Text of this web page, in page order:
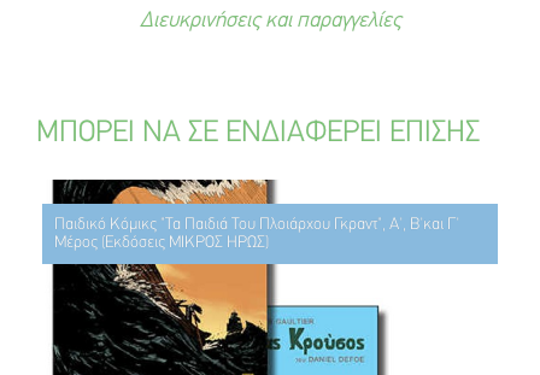
Διευκρινήσεις και παραγγελίες
ΜΠΟΡΕΙ ΝΑ ΣΕ ΕΝΔΙΑΦΕΡΕΙ ΕΠΙΣΗΣ
Παιδικό Κόμικς "Τα Παιδιά Του Πλοιάρχου Γκραντ", Α', Β'και Γ'
Μέρος (Εκδόσεις ΜΙΚΡΟΣ ΗΡΩΣ)